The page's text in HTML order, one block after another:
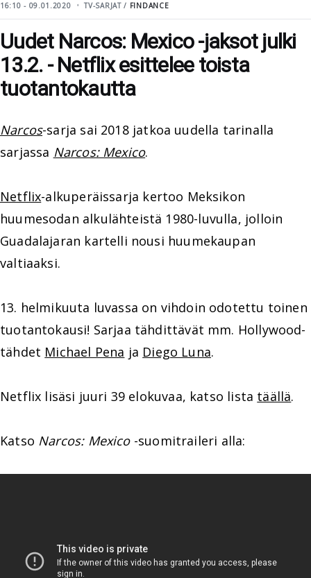
16:10 - 09.01.2020 TV-SARJAT / FINDANCE
Uudet Narcos: Mexico -jaksot julki
13.2. - Netflix esittelee toista
tuotantokautta
Narcos-sarja sai 2018 jatkoa uudella tarinalla
sarjassa Narcos: Mexico.
Netflix-alkuperäissarja kertoo Meksikon
huumesodan alkulähteistä 1980-luvulla, jolloin
Guadalajaran kartelli nousi huumekaupan
valtiaaksi.
13. helmikuuta luvassa on vihdoin odotettu toinen
tuotantokausi! Sarjaa tähdittävät mm. Hollywood-
tähdet Michael Pena ja Diego Luna.
Netflix lisäsi juuri 39 elokuvaa, katso lista täällä.
Katso Narcos: Mexico-suomitraileri alla: